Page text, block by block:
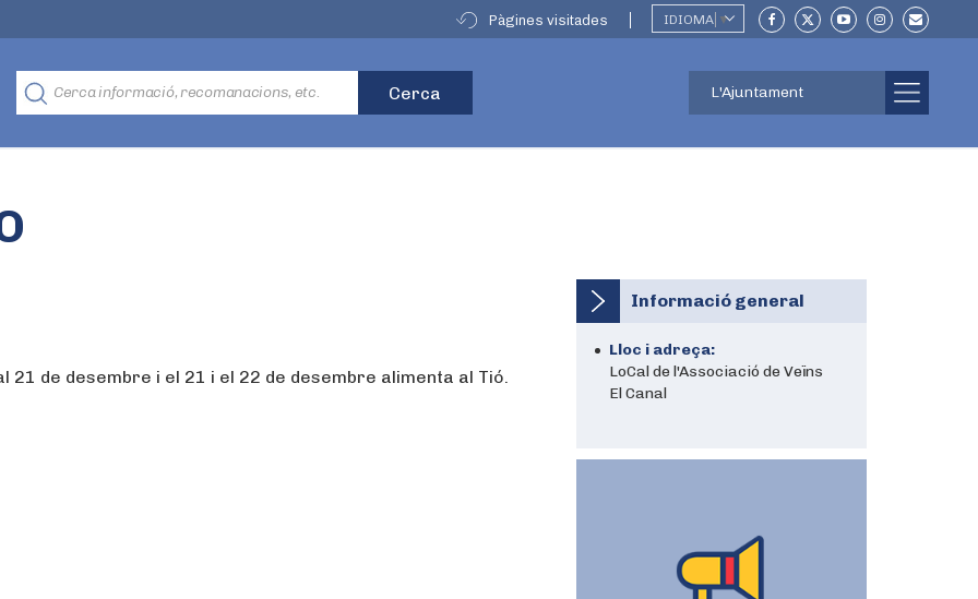
Pàgines visitades IDIOMA ▼
L'Ajuntament
de desembre i el 21 i el 22 de desembre alimenta al Tió.
Informació general
Lloc i adreça:
LoCal de l'Associació de Veïns
El Canal